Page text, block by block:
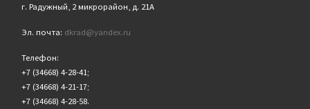
г. Радужный, 2 микрорайон, д. 21А
Эл. почта: dkrad@yandex.ru
Телефон:
+7 (34668) 4-28-41;
+7 (34668) 4-21-17;
+7 (34668) 4-28-58.